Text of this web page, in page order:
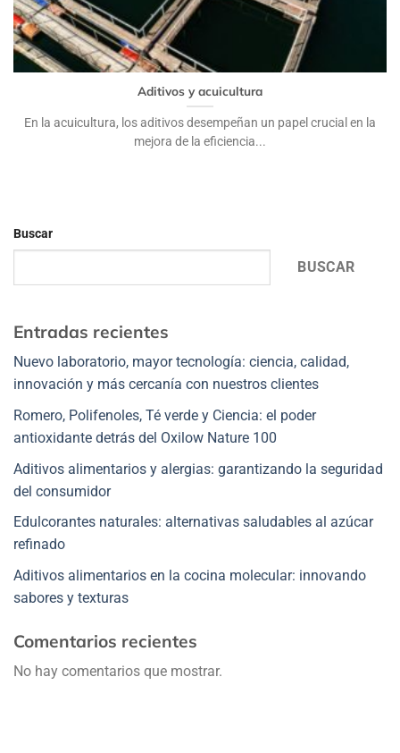
Aditivos y acuicultura
En la acuicultura, los aditivos desempeñan un papel crucial en la
mejora de la eficiencia...
Buscar
BUSCAR
Entradas recientes
Nuevo laboratorio, mayor tecnología: ciencia, calidad,
innovación y más cercanía con nuestros clientes
Romero, Polifenoles, Té verde y Ciencia: el poder
antioxidante detrás del Oxilow Nature 100
Aditivos alimentarios y alergias: garantizando la seguridad
del consumidor
Edulcorantes naturales: alternativas saludables al azúcar
refinado
Aditivos alimentarios en la cocina molecular: innovando
sabores y texturas
Comentarios recientes
No hay comentarios que mostrar.